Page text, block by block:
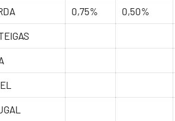
0,75% 0,50%